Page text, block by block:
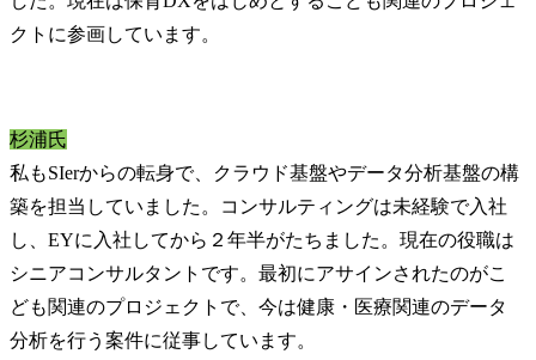
クトに参画しています。
杉浦氏
私もSIerからの転身で、クラウド基盤やデータ分析基盤の構
築を担当していました。コンサルティングは未経験で入社
し、EYに入社してから２年半がたちました。現在の役職は
シニアコンサルタントです。最初にアサインされたのがこ
ども関連のプロジェクトで、今は健康・医療関連のデータ
分析を行う案件に従事しています。